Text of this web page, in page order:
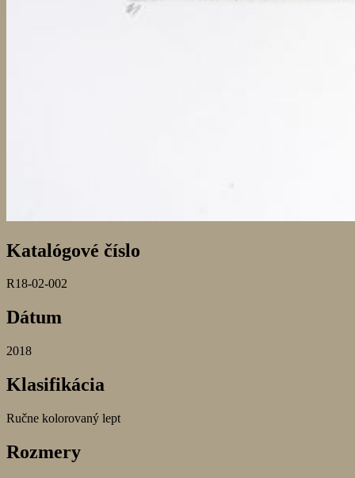
Katalógové číslo
R18-02-002
Dátum
2018
Klasifikácia
Ručne kolorovaný lept
Rozmery